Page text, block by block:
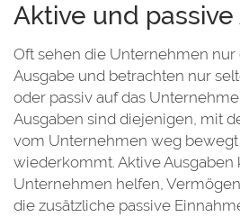
Aktive und
Oft sehen die Unternehmen nur
Ausgabe und betrachten nur
oder passiv auf das
Ausgaben sind diejenigen, mit
vom Unternehmen weg
wiederkommt. Aktive Ausgaben
Unternehmen helfen,
die zusätzliche passive